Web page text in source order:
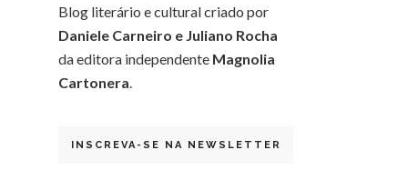
Blog literário e cultural criado por
Daniele Carneiro e Juliano Rocha
da editora independente Magnolia
Cartonera.
INSCREVA-SE NA NEWSLETTER